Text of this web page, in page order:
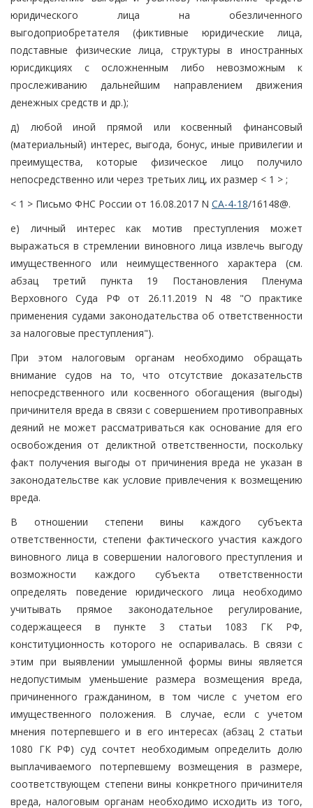
юридического лица на обезличенного
выгодоприобретателя (фиктивные юридические лица,
подставные физические лица, структуры в иностранных
юрисдикциях с осложненным либо невозможным к
прослеживанию дальнейшим направлением движения
денежных средств и др.);
д) любой иной прямой или косвенный финансовый
(материальный) интерес, выгода, бонус, иные привилегии и
преимущества, которые физическое лицо получило
непосредственно или через третьих лиц, их размер < 1 > ;
< 1 > Письмо ФНС России от 16.08.2017 N СА-4-18/16148@.
е) личный интерес как мотив преступления может
выражаться в стремлении виновного лица извлечь выгоду
имущественного или неимущественного характера (см.
абзац третий пункта 19 Постановления Пленума
Верховного Суда РФ от 26.11.2019 N 48 "О практике
применения судами законодательства об ответственности
за налоговые преступления").
При этом налоговым органам необходимо обращать
внимание судов на то, что отсутствие доказательств
непосредственного или косвенного обогащения (выгоды)
причинителя вреда в связи с совершением противоправных
деяний не может рассматриваться как основание для его
освобождения от деликтной ответственности, поскольку
факт получения выгоды от причинения вреда не указан в
законодательстве как условие привлечения к возмещению
вреда.
В отношении степени вины каждого субъекта
ответственности, степени фактического участия каждого
виновного лица в совершении налогового преступления и
возможности каждого субъекта ответственности
определять поведение юридического лица необходимо
учитывать прямое законодательное регулирование,
содержащееся в пункте 3 статьи 1083 ГК РФ,
конституционность которого не оспаривалась. В связи с
этим при выявлении умышленной формы вины является
недопустимым уменьшение размера возмещения вреда,
причиненного гражданином, в том числе с учетом его
имущественного положения. В случае, если с учетом
мнения потерпевшего и в его интересах (абзац 2 статьи
1080 ГК РФ) суд сочтет необходимым определить долю
выплачиваемого потерпевшему возмещения в размере,
соответствующем степени вины конкретного причинителя
вреда, налоговым органам необходимо исходить из того,